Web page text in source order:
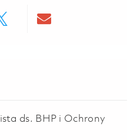
ds. BHP i Ochrony